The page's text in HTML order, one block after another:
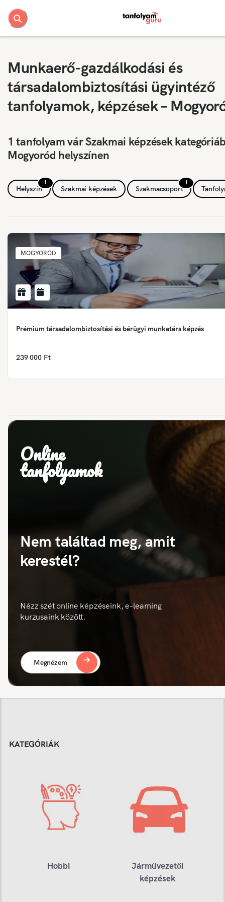
Munkaerő-gazdálkodási és
társadalombiztosítási ügyintéző
tanfolyamok, képzések –
1 tanfolyam vár Szakmai képzések
Mogyoród helyszínen
1
Helyszín Szakmai képzések
1
Szakmacsoport
MOGYORÓD
Prémium társadalombiztosítási és bérügyi munkatárs képzés
239 000 Ft
Online
tanfolyamok
Nem találtad meg, amit
kerestél?
Nézz szét online képzéseink, e-learning
kurzusaink között.
Megnézem
KATEGÓRIÁK
Hobbi
Járművezetői
képzések